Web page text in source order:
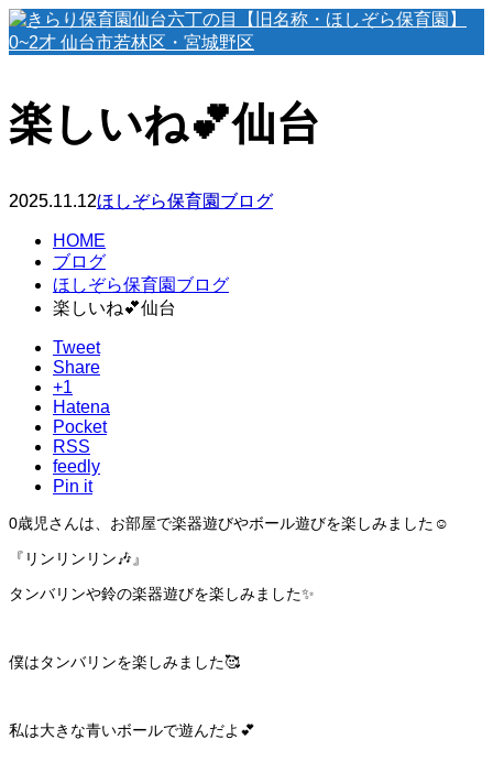
楽しいね💕仙台
2025.11.12ほしぞら保育園ブログ
HOME
ブログ
ほしぞら保育園ブログ
楽しいね💕仙台
Tweet
Share
+1
Hatena
Pocket
RSS
feedly
Pin it
0歳児さんは、お部屋で楽器遊びやボール遊びを楽しみました☺️
『リンリンリン🎶』
タンバリンや鈴の楽器遊びを楽しみました✨
僕はタンバリンを楽しみました🥰
私は大きな青いボールで遊んだよ💕